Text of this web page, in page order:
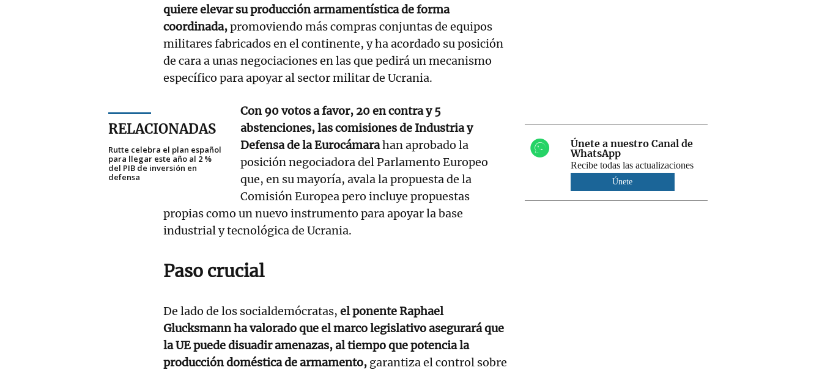
quiere elevar su producción armamentística de forma
coordinada,promoviendo más compras conjuntas de equipos
militares fabricados en el continente, y ha acordado su posición
de cara a unas negociaciones en las que pedirá un mecanismo
específico para apoyar al sector militar de Ucrania.
RELACIONADAS
Rutte celebra el plan español
para llegar este año al 2 %
del PIB de inversión en
defensa
Con 90 votos a favor, 20 en contra y 5
abstenciones, las comisiones de Industria y
Defensa de la Eurocámarahan aprobado la
posición negociadora del Parlamento Europeo
que, en su mayoría, avala la propuesta de la
Comisión Europea pero incluye propuestas
propias como un nuevo instrumento para apoyar la base
industrial y tecnológica de Ucrania.
Paso crucial
De lado de los socialdemócratas, el ponente Raphael
Glucksmann ha valorado que el marco legislativo asegurará que
la UE puede disuadir amenazas, al tiempo que potencia la
producción doméstica de armamento, garantiza el control sobre
Únete a nuestro Canal de
WhatsApp
Recibe todas las actualizaciones
Únete